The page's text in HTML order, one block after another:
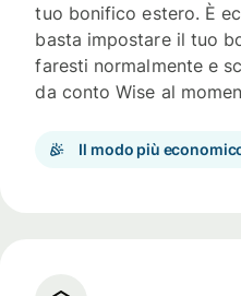
tuo bonifico estero. È
basta impostare il tuo
faresti normalmente e
da conto Wise al
Il modo più